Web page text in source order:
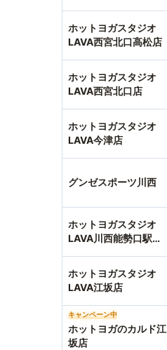
ホットヨガスタジオ
LAVA西宮北口高松店
ホットヨガスタジオ
LAVA西宮北口店
ホットヨガスタジオ
LAVA今津店
グンゼスポーツ川西
ホットヨガスタジオ
LAVA川西能勢口駅前
ホットヨガスタジオ
LAVA江坂店
キャンペーン中
ホットヨガのカルド江
坂店